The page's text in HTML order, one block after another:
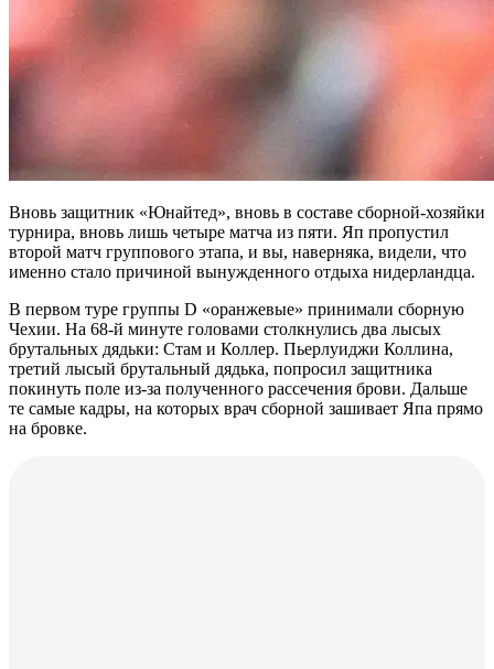
Вновь защитник «Юнайтед», вновь в составе сборной-хозяйки
турнира, вновь лишь четыре матча из пяти. Яп пропустил
второй матч группового этапа, и вы, наверняка, видели, что
именно стало причиной вынужденного отдыха нидерландца.
В первом туре группы D «оранжевые» принимали сборную
Чехии. На 68-й минуте головами столкнулись два лысых
брутальных дядьки: Стам и Коллер. Пьерлуиджи Коллина,
третий лысый брутальный дядька, попросил защитника
покинуть поле из-за полученного рассечения брови. Дальше
те самые кадры, на которых врач сборной зашивает Япа прямо
на бровке.